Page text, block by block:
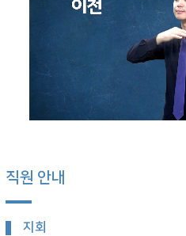
직원 안내
지회